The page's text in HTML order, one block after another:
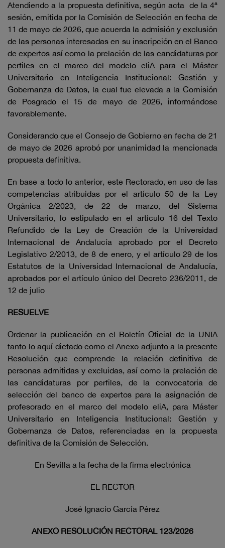
Atendiendo a la propuesta definitiva, según acta de la 4ª
sesión, emitida por la Comisión de Selección en fecha de
11 de mayo de 2026, que acuerda la admisión y exclusión
de las personas interesadas en su inscripción en el Banco
de expertos así como la prelación de las candidaturas por
perfiles en el marco del modelo eliA para el Máster
Universitario en Inteligencia Institucional: Gestión y
Gobernanza de Datos, la cual fue elevada a la Comisión
de Posgrado el 15 de mayo de 2026, informándose
favorablemente.
Considerando que el Consejo de Gobierno en fecha de 21
de mayo de 2026 aprobó por unanimidad la mencionada
propuesta definitiva.
En base a todo lo anterior, este Rectorado, en uso de las
competencias atribuidas por el artículo 50 de la Ley
Orgánica 2/2023, de 22 de marzo, del Sistema
Universitario, lo estipulado en el artículo 16 del Texto
Refundido de la Ley de Creación de la Universidad
Internacional de Andalucía aprobado por el Decreto
Legislativo 2/2013, de 8 de enero, y el artículo 29 de los
Estatutos de la Universidad Internacional de Andalucía,
aprobados por el artículo único del Decreto 236/2011, de
12 de julio
RESUELVE
Ordenar la publicación en el Boletín Oficial de la UNIA
tanto lo aquí dictado como el Anexo adjunto a la presente
Resolución que comprende la relación definitiva de
personas admitidas y excluidas, así como la prelación de
las candidaturas por perfiles, de la convocatoria de
selección del banco de expertos para la asignación de
profesorado en el marco del modelo eliA, para Máster
Universitario en Inteligencia Institucional: Gestión y
Gobernanza de Datos, referenciadas en la propuesta
definitiva de la Comisión de Selección.
En Sevilla a la fecha de la firma electrónica
EL RECTOR
José Ignacio García Pérez
ANEXO RESOLUCIÓN RECTORAL 123/2026